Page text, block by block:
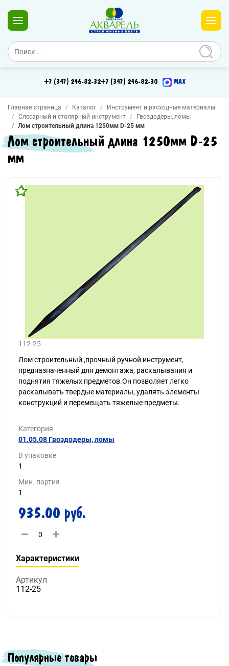
+7 (347) 246-82-32+7 (347) 246-82-30 MAX
Главная страница Каталог
Инструмент и расходные материалы
Слесарный и столярный инструмент
Гвоздодеры, ломы
Лом строительный длина 1250мм D-25 мм
Лом строительный длина 1250мм D-25
мм
112-25
Лом строительный ,прочный ручной инструмент,
предназначенный для демонтажа, раскалывания и
поднятия тяжелых предметов.Он позволяет легко
раскалывать твердые материалы, удалять элементы
конструкций и перемещать тяжелые предметы.
Категория
01.05.08 Гвоздодеры, ломы
В упаковке
1
Мин. партия
1
935.00 руб.
Характеристики
Артикул
112-25
Популярные товары